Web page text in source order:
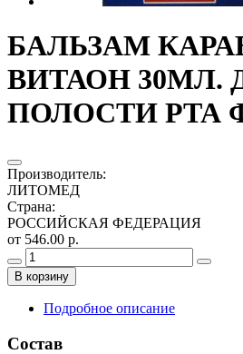
БАЛЬЗАМ
ВИТАОН 30МЛ.
ПОЛОСТИ РТА
Производитель:
ЛИТОМЕД
Страна:
РОССИЙСКАЯ ФЕДЕРАЦИЯ
от 546.00 р.
В корзину
Подробное описание
Состав